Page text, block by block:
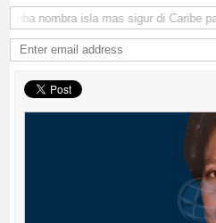
nombra isla mas sigur di Caribe pa